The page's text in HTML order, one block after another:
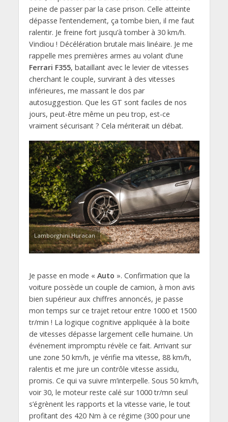
peine de passer par la case prison. Celle atteinte
dépasse l’entendement, ça tombe bien, il me faut
ralentir. Je freine fort jusqu’à tomber à 30 km/h.
Vindiou ! Décélération brutale mais linéaire. Je me
rappelle mes premières armes au volant d’une
Ferrari F355, bataillant avec le levier de vitesses
cherchant le couple, survirant à des vitesses
inférieures, me massant le dos par
autosuggestion. Que les GT sont faciles de nos
jours, peut-être même un peu trop, est-ce
vraiment sécurisant ? Cela mériterait un débat.
Lamborghini Huracan
Je passe en mode « Auto ». Confirmation que la
voiture possède un couple de camion, à mon avis
bien supérieur aux chiffres annoncés, je passe
mon temps sur ce trajet retour entre 1000 et 1500
tr/min ! La logique cognitive appliquée à la boite
de vitesses dépasse largement celle humaine. Un
événement impromptu révèle ce fait. Arrivant sur
une zone 50 km/h, je vérifie ma vitesse, 88 km/h,
ralentis et me jure un contrôle vitesse assidu,
promis. Ce qui va suivre m’interpelle. Sous 50 km/h,
voir 30, le moteur reste calé sur 1000 tr/mn seul
s’égrènent les rapports et la vitesse varie, le tout
profitant des 420 Nm à ce régime (300 pour une